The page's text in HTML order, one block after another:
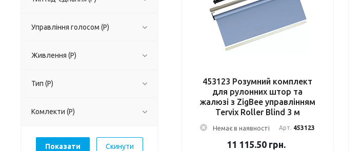
453123 Розумний комплект
для рулонних штор та
жалюзі з ZigBee управлінням
Tervix Roller Blind 3 м
Немає в наявності Арт. 453123
11 115.50 грн.
Управління голосом (Р)
Живлення (Р)
Тип (Р)
Комлекти (Р)
Скинути